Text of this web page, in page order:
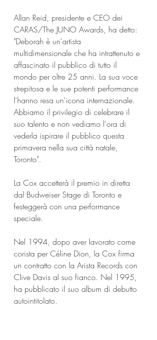
Allan Reid, presidente e CEO dei
CARAS/The JUNO Awards, ha detto:
"Deborah è un'artista
multidimensionale che ha intrattenuto e
affascinato il pubblico di tutto il
mondo per oltre 25 anni. La sua voce
strepitosa e le sue potenti performance
l'hanno resa un'icona internazionale.
Abbiamo il privilegio di celebrare il
suo talento e non vediamo l'ora di
vederla ispirare il pubblico questa
primavera nella sua città natale,
Toronto".
La Cox accetterà il premio in diretta
dal Budweiser Stage di Toronto e
festeggerà con una performance
speciale.
Nel 1994, dopo aver lavorato come
corista per Céline Dion, la Cox firma
un contratto con la Arista Records con
Clive Davis al suo fianco. Nel 1995,
ha pubblicato il suo album di debutto
autointitolato.